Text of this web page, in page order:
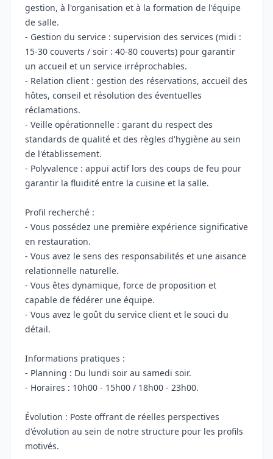
gestion, à l'organisation et à la formation de l'équipe
de salle.
- Gestion du service : supervision des services (midi :
15-30 couverts / soir : 40-80 couverts) pour garantir
un accueil et un service irréprochables.
- Relation client : gestion des réservations, accueil des
hôtes, conseil et résolution des éventuelles
réclamations.
- Veille opérationnelle : garant du respect des
standards de qualité et des règles d'hygiène au sein
de l'établissement.
- Polyvalence : appui actif lors des coups de feu pour
garantir la fluidité entre la cuisine et la salle.
Profil recherché :
- Vous possédez une première expérience significative
en restauration.
- Vous avez le sens des responsabilités et une aisance
relationnelle naturelle.
- Vous êtes dynamique, force de proposition et
capable de fédérer une équipe.
- Vous avez le goût du service client et le souci du
détail.
Informations pratiques :
- Planning : Du lundi soir au samedi soir.
- Horaires : 10h00 - 15h00 / 18h00 - 23h00.
Évolution : Poste offrant de réelles perspectives
d'évolution au sein de notre structure pour les profils
motivés.